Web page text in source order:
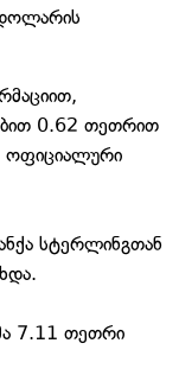
0.62 თეთრით
ოფიციალური
სტერლინგთან
7.11 თეთრი